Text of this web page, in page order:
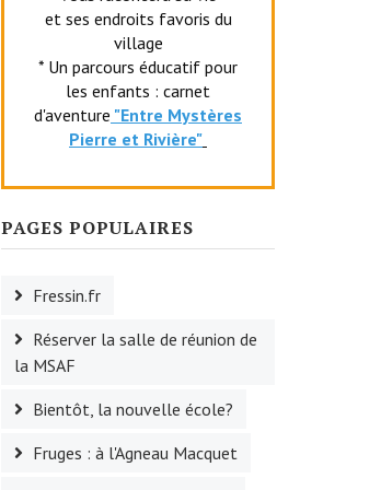
et ses endroits favoris du
village
* Un parcours éducatif pour
les enfants : carnet
d'aventure "Entre Mystères
Pierre et Rivière"
PAGES POPULAIRES
Fressin.fr
Réserver la salle de réunion de
la MSAF
Bientôt, la nouvelle école?
Fruges : à l'Agneau Macquet